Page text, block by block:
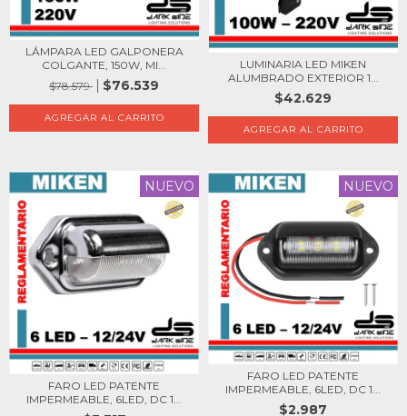
LÁMPARA LED GALPONERA
COLGANTE, 150W, MI...
$78.579
$76.539
LUMINARIA LED MIKEN
ALUMBRADO EXTERIOR 1...
$42.629
NUEVO
FARO LED PATENTE
IMPERMEABLE, 6LED, DC 1...
NUEVO
FARO LED PATENTE
IMPERMEABLE, 6LED, DC 1...
$2.987